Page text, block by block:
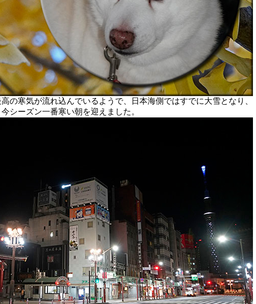
の寒気が流れ込んでいるようで、日本海側ではすでに大雪となり、
シーズン一番寒い朝を迎えました。